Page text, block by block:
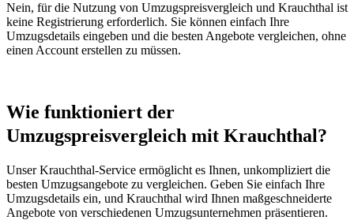
Nein, für die Nutzung von Umzugspreisvergleich und Krauchthal ist
keine Registrierung erforderlich. Sie können einfach Ihre
Umzugsdetails eingeben und die besten Angebote vergleichen, ohne
einen Account erstellen zu müssen.
Wie funktioniert der
Umzugspreisvergleich mit Krauchthal?
Unser Krauchthal-Service ermöglicht es Ihnen, unkompliziert die
besten Umzugsangebote zu vergleichen. Geben Sie einfach Ihre
Umzugsdetails ein, und Krauchthal wird Ihnen maßgeschneiderte
Angebote von verschiedenen Umzugsunternehmen präsentieren.